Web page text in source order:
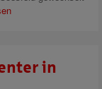
in